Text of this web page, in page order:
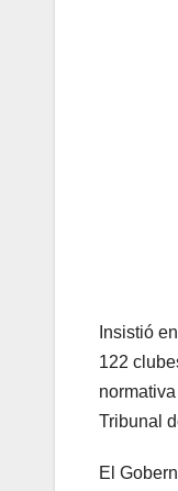
Insistió
122
Tribunal
El